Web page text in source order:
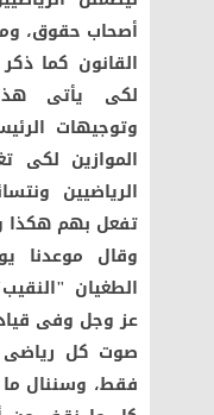
أصحاب حقوق،
القانون كما
لكى يأتى
وتوجيهات
الموازين لكى
الرياضيين
تفعل بهم هكذا
الطغيان
عز وجل وفى
صوت كل رياضى
فقط، وسننال ما